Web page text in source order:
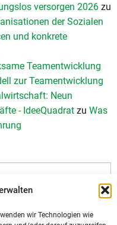
wir Technologien wie
versorgen 2026 zu
der Sozialen
und konkrete
Teamentwicklung
zur Teamentwicklung
Neun
- IdeeQuadrat zu Was